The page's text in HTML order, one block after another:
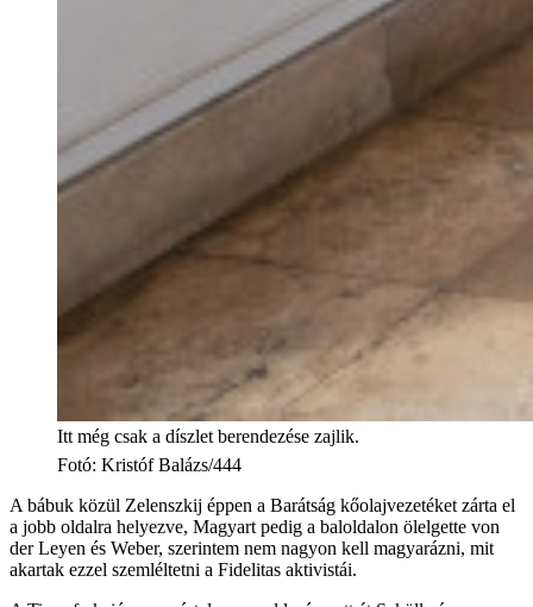
Itt még csak a díszlet berendezése zajlik.
Fotó: Kristóf Balázs/444
A bábuk közül Zelenszkij éppen a Barátság kőolajvezetéket zárta el
a jobb oldalra helyezve, Magyart pedig a baloldalon ölelgette von
der Leyen és Weber, szerintem nem nagyon kell magyarázni, mit
akartak ezzel szemléltetni a Fidelitas aktivistái.